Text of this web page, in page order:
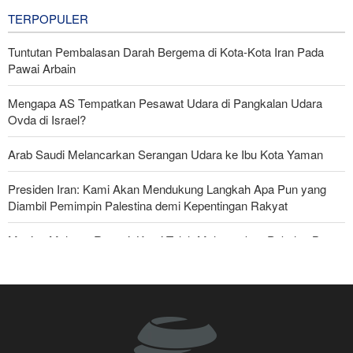
TERPOPULER
Tuntutan Pembalasan Darah Bergema di Kota-Kota Iran Pada
Pawai Arbain
Mengapa AS Tempatkan Pesawat Udara di Pangkalan Udara
Ovda di Israel?
Arab Saudi Melancarkan Serangan Udara ke Ibu Kota Yaman
Presiden Iran: Kami Akan Mendukung Langkah Apa Pun yang
Diambil Pemimpin Palestina demi Kepentingan Rakyat
Mayjen Mohsen Rezaei: Kami Telah Melancarkan Pukulan Berat
Tiga Tujuan AS di Balik Eskalasi, dan Mengapa Iran Tetap